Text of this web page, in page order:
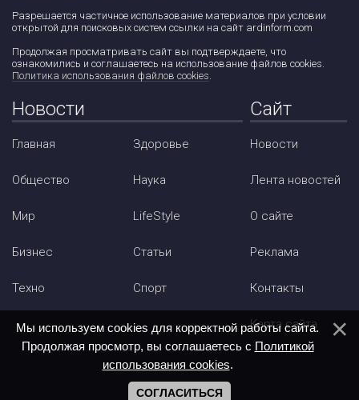
Разрешается частичное использование материалов при условии
открытой для поисковых систем ссылки на сайт ardinform.com
Продолжая просматривать сайт вы подтверждаете, что
ознакомились и соглашаетесь на использование файлов cookies.
Политика использования файлов cookies.
Новости
Главная
Общество
Мир
Бизнес
Техно
Здоровье
Наука
LifeStyle
Статьи
Спорт
Сайт
Новости
Лента новостей
О сайте
Реклама
Контакты
Карта сайта
Мы используем cookies для корректной работы сайта.
Продолжая просмотр, вы соглашаетесь с Политикой
использования cookies.
СОГЛАСИТЬСЯ